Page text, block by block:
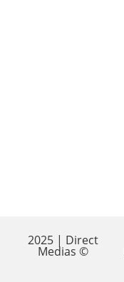
2025 | Direct
Medias ©